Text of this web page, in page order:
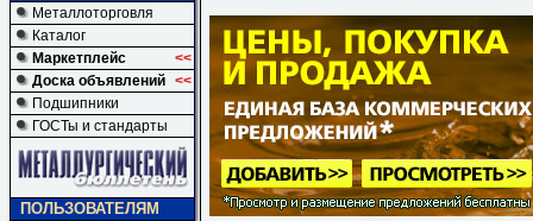
Металлоторговля
Каталог
Маркетплейс
<<
Доска объявлений <<
Подшипники
ГОСТы и стандарты
ПОЛЬЗОВАТЕЛЯМ